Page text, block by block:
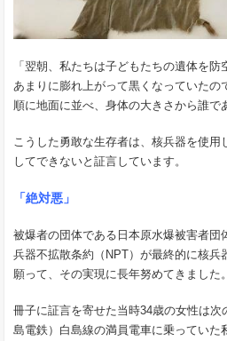
「翌朝、私たちは子どもたちの遺体を
あまりに膨れ上がって黒くなっていたの
順に地面に並べ、身体の大きさから誰で
こうした勇敢な生存者は、核兵器を使
してできないと証言しています。
「絶対悪」
被爆者の団体である日本原水爆被害者団
兵器不拡散条約（NPT）が最終的に核兵
願って、その実現に長年努めてきました。
冊子に証言を寄せた当時34歳の女性は
島電鉄）白島線の満員電車に乗っていた